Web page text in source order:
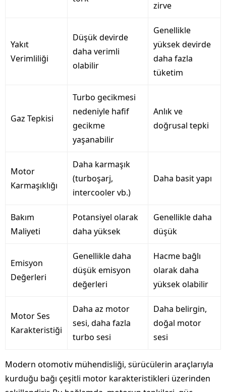
zirve
Yakıt
Verimliliği
Düşük devirde
daha verimli
olabilir
Genellikle
yüksek devirde
daha fazla
tüketim
Gaz Tepkisi
Turbo gecikmesi
nedeniyle hafif
gecikme
yaşanabilir
Anlık ve
doğrusal tepki
Motor
Karmaşıklığı
Daha karmaşık
(turboşarj,
intercooler vb.)
Daha basit yapı
Bakım
Maliyeti
Potansiyel olarak
daha yüksek
Genellikle daha
düşük
Emisyon
Değerleri
Genellikle daha
düşük emisyon
değerleri
Hacme bağlı
olarak daha
yüksek olabilir
Motor Ses
Karakteristiği
Daha az motor
sesi, daha fazla
turbo sesi
Daha belirgin,
doğal motor
sesi
Modern otomotiv mühendisliği, sürücülerin araçlarıyla
kurduğu bağı çeşitli motor karakteristikleri üzerinden